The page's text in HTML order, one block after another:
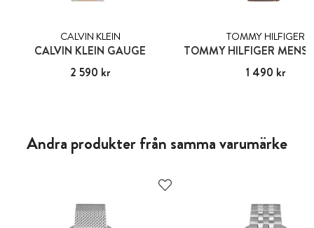
CALVIN KLEIN
CALVIN KLEIN GAUGE
Pris :2 590 kr
2 590 kr
TOMMY HILFIGER
Pris :1 490 kr
1 490 kr
Andra produkter från samma varumärke